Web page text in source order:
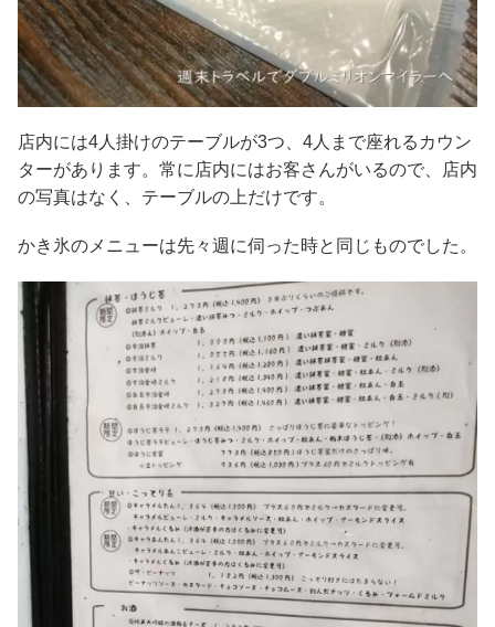
店内には4人掛けのテーブルが3つ、4人まで座れるカウン
ターがあります。常に店内にはお客さんがいるので、店内
の写真はなく、テーブルの上だけです。
かき氷のメニューは先々週に伺った時と同じものでした。